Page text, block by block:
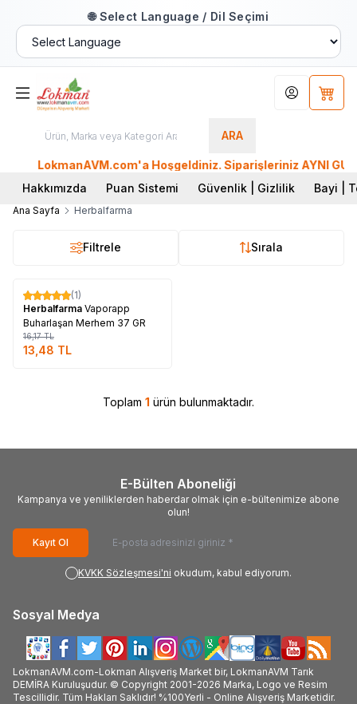
🌐 Select Language / Dil Seçimi
ARA
Hesabım
LokmanAVM.com'a Hoşgeldiniz. Siparişleriniz AYNI
Hakkımızda
Puan Sistemi Güvenlik | Gizlilik Bayi |
Ana Sayfa Herbalfarma
Filtrele Sırala
%17
(1)
Herbalfarma Vaporapp
Buharlaşan Merhem 37 GR
16,17TL
13,48 TL
Toplam 1 ürün bulunmaktadır.
E-Bülten Aboneliği
Kampanya ve yeniliklerden haberdar olmak için e-bültenimize abone
olun!
Kayıt Ol
KVKK Sözleşmesi'ni okudum, kabul ediyorum.
Sosyal Medya
LokmanAVM.com-Lokman Alışveriş Market bir, LokmanAVM Tarık
DEMİRA Kuruluşudur. © Copyright 2001-2026 Marka, Logo ve Resim
Tescillidir. Tüm Hakları Saklıdır! %100Yerli - Online Alışveriş Marketidir.